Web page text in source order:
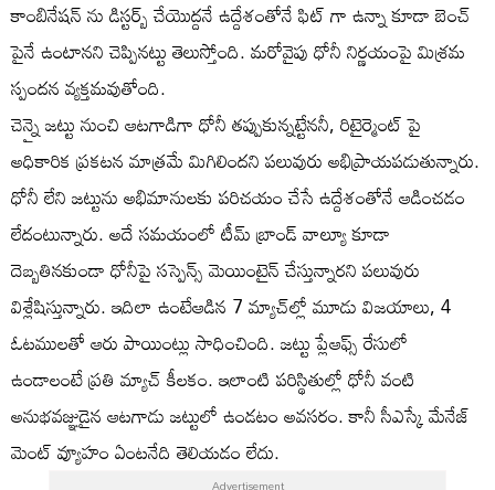
కాంబినేషన్ ను డిస్టర్బ్ చేయొద్దనే ఉద్దేశంతోనే ఫిట్ గా ఉన్నా కూడా బెంచ్
పైనే ఉంటానని చెప్పినట్టు తెలుస్తోంది. మరోవైపు ధోనీ నిర్ణయంపై మిశ్రమ
స్పందన వ్యక్తమవుతోంది.
చెన్నై జట్టు నుంచి ఆటగాడిగా ధోనీ తప్పుకున్నట్టేననీ, రిటైర్మెంట్ పై
అధికారిక ప్రకటన మాత్రమే మిగిలిందని పలువురు అభిప్రాయపడుతున్నారు.
ధోనీ లేని జట్టును అభిమానులకు పరిచయం చేసే ఉద్దేశంతోనే ఆడించడం
లేదంటున్నారు. అదే సమయంలో టీమ్ బ్రాండ్ వాల్యూ కూడా
దెబ్బతినకుండా ధోనీపై సస్పెన్స్ మెయింటైన్ చేస్తున్నారని పలువురు
విశ్లేషిస్తున్నారు. ఇదిలా ఉంటేఆడిన 7 మ్యాచ్‌ల్లో మూడు విజయాలు, 4
ఓటములతో ఆరు పాయింట్లు సాధించింది. జట్టు ప్లేఆఫ్స్ రేసులో
ఉండాలంటే ప్రతి మ్యాచ్ కీలకం. ఇలాంటి పరిస్థితుల్లో ధోనీ వంటి
అనుభవజ్ఞుడైన ఆటగాడు జట్టులో ఉండటం అవసరం. కానీ సీఎస్కే మేనేజ్
మెంట్ వ్యూహం ఏంటనేది తెలియడం లేదు.